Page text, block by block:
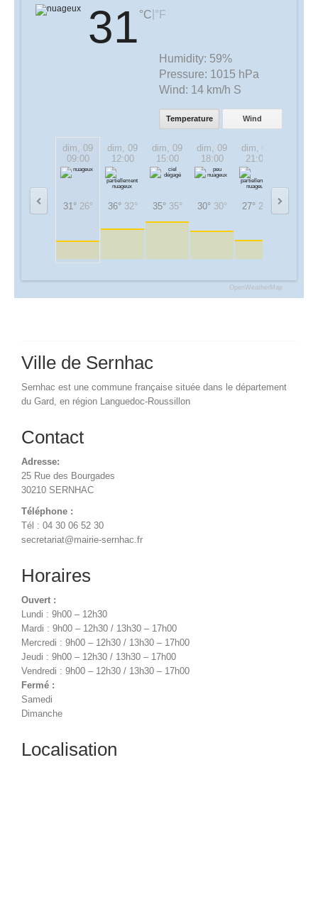
31 °C °F
Humidity: 59%
Pressure: 1015 hPa
Wind: 14 km/h S
Temperature Wind
dim, 09
09:00
31° 26°
dim, 09
12:00
36° 32°
dim, 09
15:00
35° 35°
dim, 09
18:00
30° 30°
dim, 09
21:00
27° 27°
OpenWeatherMap
Ville de Sernhac
Sernhac est une commune française située dans le département
du Gard, en région Languedoc-Roussillon
Contact
Adresse:
25 Rue des Bourgades
30210 SERNHAC
Téléphone :
Tél : 04 30 06 52 30
secretariat@mairie-sernhac.fr
Horaires
Ouvert :
Lundi : 9h00 – 12h30
Mardi : 9h00 – 12h30 / 13h30 – 17h00
Mercredi : 9h00 – 12h30 / 13h30 – 17h00
Jeudi : 9h00 – 12h30 / 13h30 – 17h00
Vendredi : 9h00 – 12h30 / 13h30 – 17h00
Fermé :
Samedi
Dimanche
Localisation